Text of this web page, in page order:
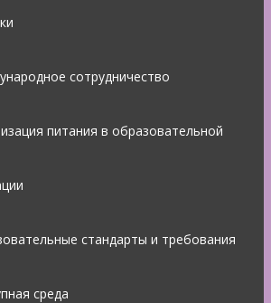
сотрудничество
питания в образовательной
стандарты и требования
среда